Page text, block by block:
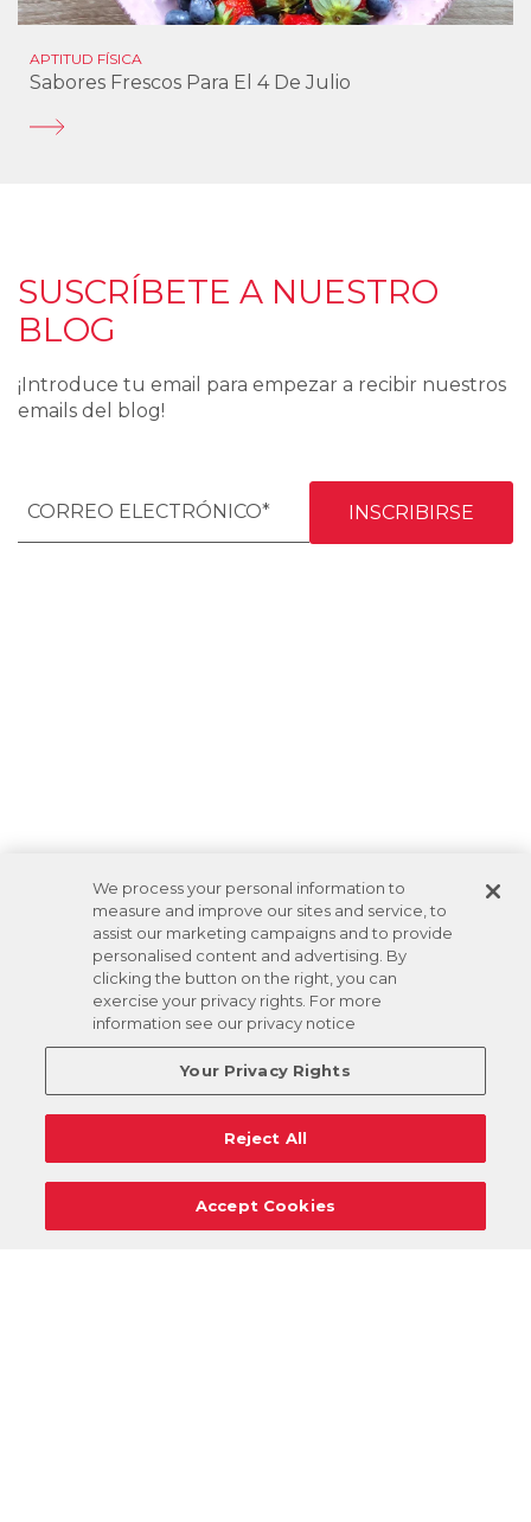
APTITUD FÍSICA
Sabores Frescos Para El 4 De Julio
SUSCRÍBETE A NUESTRO
BLOG
¡Introduce tu email para empezar a recibir nuestros
emails del blog!
We process your personal information to
measure and improve our sites and service, to
assist our marketing campaigns and to provide
personalised content and advertising. By
clicking the button on the right, you can
exercise your privacy rights. For more
information see our privacy notice
Your Privacy Rights
Reject All
Accept Cookies